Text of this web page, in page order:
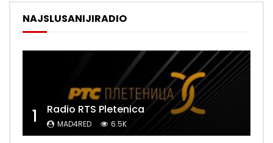
NAJSLUSANIJIRADIO
1 Radio RTS Pletenica
MAD4RED 6.5K